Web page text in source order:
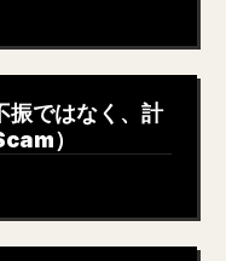
ではなく、計
）